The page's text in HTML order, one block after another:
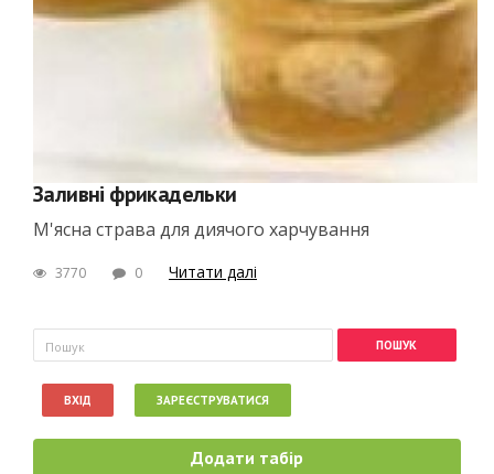
Заливні фрикадельки
М'ясна страва для диячого харчування
3770 0 Читати далі
Пошукова форма
Пошук
ВХІД ЗАРЕЄСТРУВАТИСЯ
Додати табір